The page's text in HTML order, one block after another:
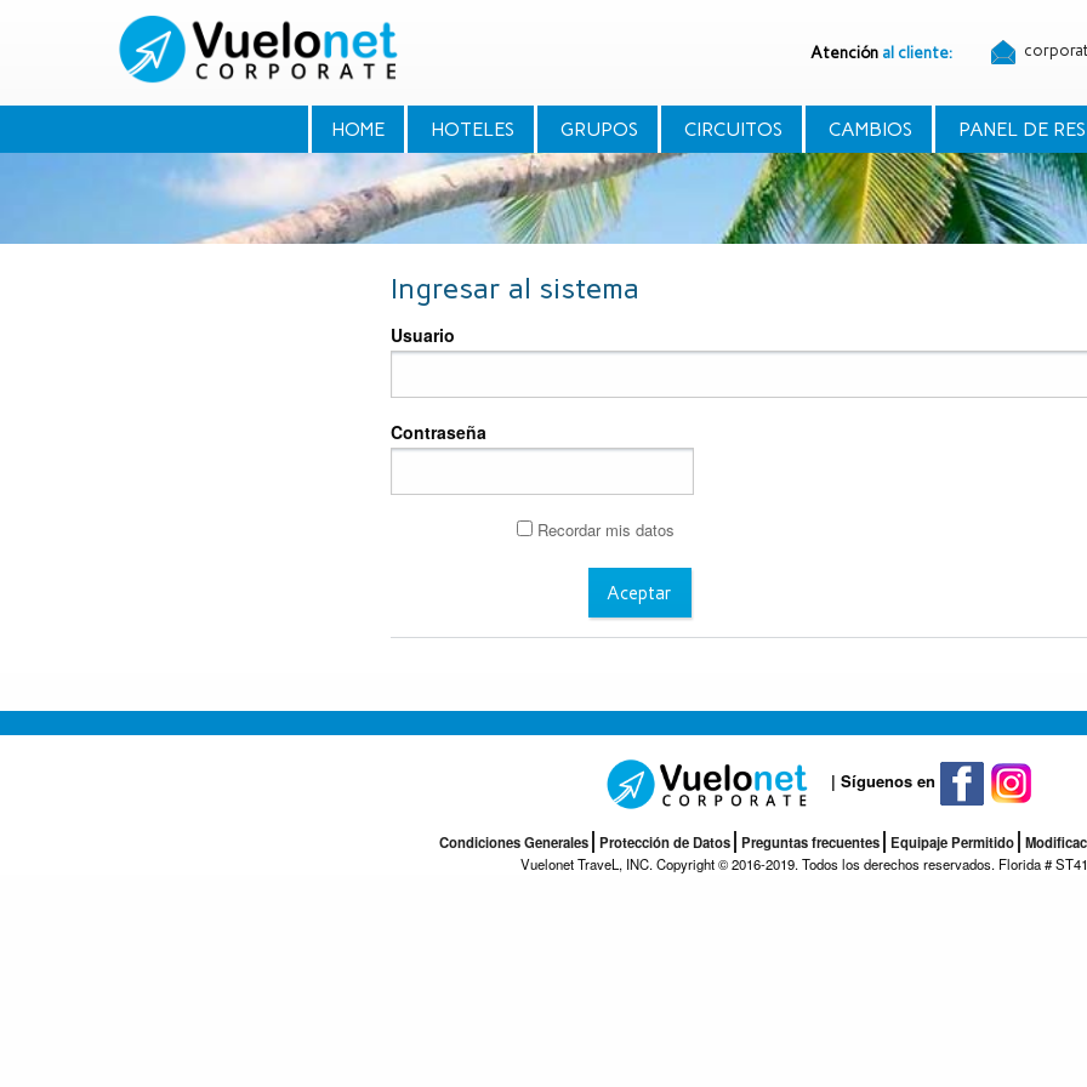
Atención al cliente:
HOME HOTELES GRUPOS CIRCUITOS CAMBIOS PANEL DE
Ingresar al sistema
Usuario
Contraseña
Recordar mis datos
Aceptar
| Síguenos en
Condiciones Generales Protección de Datos Preguntas frecuentes Equipaje Permitido
Vuelonet TraveL, INC. Copyright © 2016-2019. Todos los derechos reservados. Florida #